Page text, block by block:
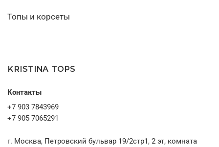
Топы и корсеты
KRISTINA TOPS
Контакты
+7 903 7843969
+7 905 7065291
г. Москва, Петровский бульвар 19/2стр1, 2 эт, комната